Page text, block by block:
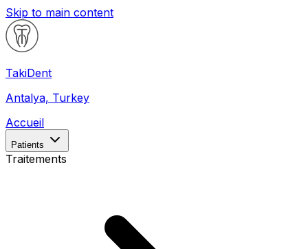
Skip to main content
TakiDent
Antalya, Turkey
Accueil
Patients
Traitements